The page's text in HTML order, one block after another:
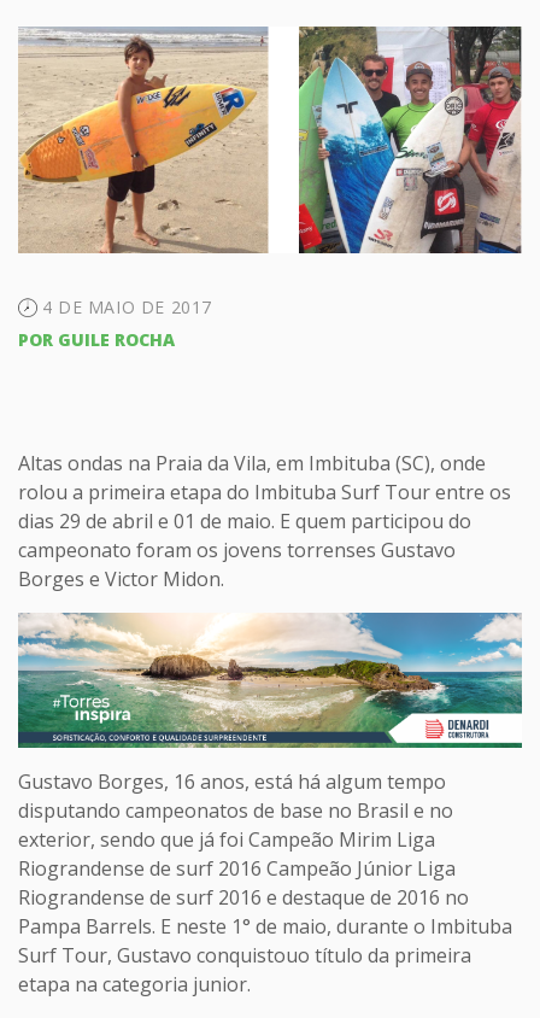
4 DE MAIO DE 2017
POR GUILE ROCHA
Altas ondas na Praia da Vila, em Imbituba (SC), onde
rolou a primeira etapa do Imbituba Surf Tour entre os
dias 29 de abril e 01 de maio. E quem participou do
campeonato foram os jovens torrenses Gustavo
Borges e Victor Midon.
Gustavo Borges, 16 anos, está há algum tempo
disputando campeonatos de base no Brasil e no
exterior, sendo que já foi Campeão Mirim Liga
Riograndense de surf 2016 Campeão Júnior Liga
Riograndense de surf 2016 e destaque de 2016 no
Pampa Barrels. E neste 1° de maio, durante o Imbituba
Surf Tour, Gustavo conquistouo título da primeira
etapa na categoria junior.